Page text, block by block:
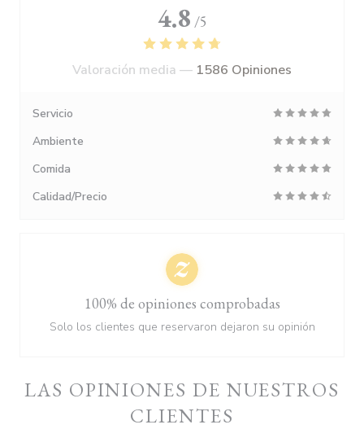
LAS OPINIONES DE NUESTROS
CLIENTES
4.8 /5
Valoración media — 1586 Opiniones
Servicio
Ambiente
Comida
Calidad/Precio
100% de opiniones comprobadas
Solo los clientes que reservaron dejaron su opinión